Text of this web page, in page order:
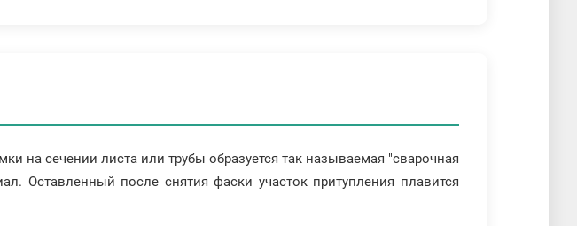
на сечении листа или трубы образуется так называемая "сварочная
Оставленный после снятия фаски участок притупления плавится